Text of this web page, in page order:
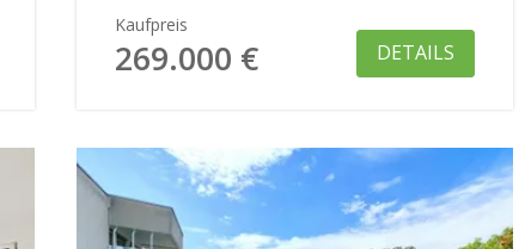
Kaufpreis
269.000 € DETAILS